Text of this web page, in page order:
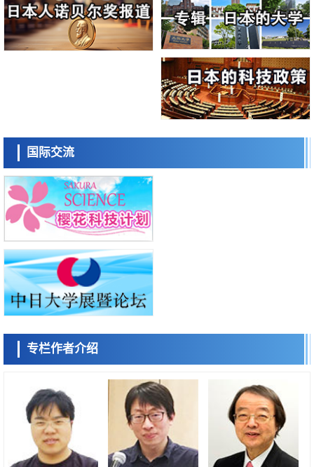
日本生成式AI使用者占比一年内翻倍，但与中美德仍有较大差距
政策
日本修订首都直下型地震紧急对策：目标为死亡人数至少减半，重点强化
福井大学发现细胞记忆过往并抑制反应的机制，阐明即便DNA相同反应
神户大学确认口服癌症疫苗B440单药给药的安全性，在转移性尿路上皮
政策
日本发布《令和8年版科学技术与创新白皮书》，解读第七期基本计划首
年度政策方向
科学研究
东京大学发现可诱导细胞死亡的新型信使物质
科学研究
东京都健康长寿医疗中心跨器官揭示衰老过程中的糖链变化
科学研究
产总研无需石油利用松脂制备石墨前驱体，可作为电池电极材料
科学研究
东京大学和海上保安厅等发现南海海槽沿线板块边界锁定状态存在区域差
政策
日本第2次医疗研究开发调整费，根据一线实际情况和需求分配99.3亿日
元
千叶大学鉴定出导致难治性疾病“肺高血压症”恶化的蛋白质“MYL9/12”，
会引发血管结构恶化
科学研究
京都大学高效生成光的构成单元“光子”，可应用于量子计算机
科学研究
用数理模型诠释慢性荨麻疹的发病机理，借助数学的力量实现个体化最佳
国际交流
专栏作者介绍
日本科学未来馆 科学交
流员
小岩井忠道 泷川 进
陈小牧 李鸥 安宁